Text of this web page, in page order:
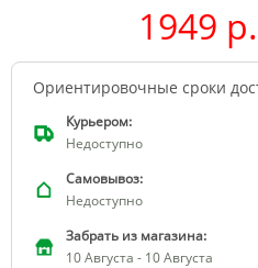
1949 р.
Ориентировочные сроки
Курьером:
Недоступно
Самовывоз:
Недоступно
Забрать из магазина:
10 Августа - 10 Августа